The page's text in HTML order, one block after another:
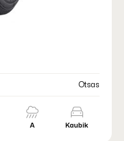
Otsas
A Kaubik